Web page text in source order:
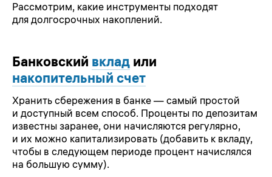
Рассмотрим, какие инструменты подходят
для долгосрочных накоплений.
Банковский вклад или
накопительный счет
Хранить сбережения в банке — самый простой
и доступный всем способ. Проценты по депозитам
известны заранее, они начисляются регулярно,
и их можно капитализировать (добавить к вкладу,
чтобы в следующем периоде процент начислялся
на большую сумму).